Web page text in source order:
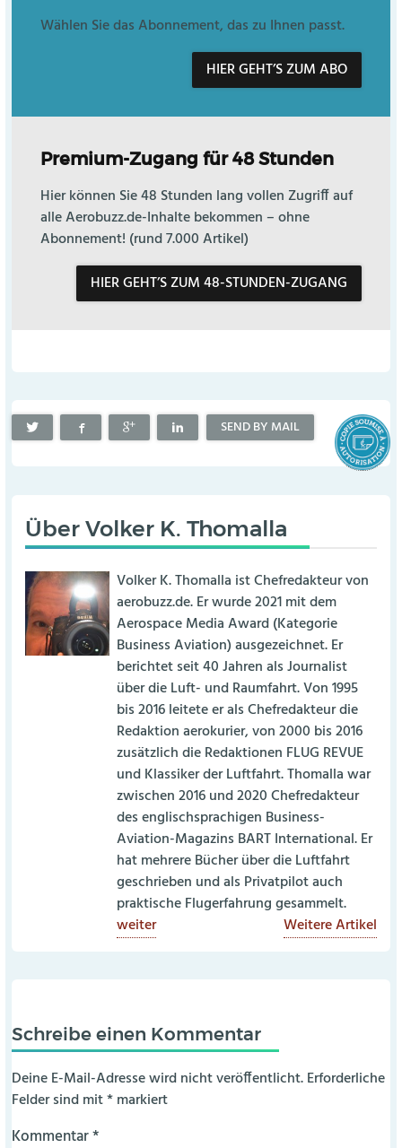
Wählen Sie das Abonnement, das zu Ihnen passt.
HIER GEHT’S ZUM ABO
Premium-Zugang für 48 Stunden
Hier können Sie 48 Stunden lang vollen Zugriff auf
alle Aerobuzz.de-Inhalte bekommen – ohne
Abonnement! (rund 7.000 Artikel)
HIER GEHT’S ZUM 48-STUNDEN-ZUGANG
SEND BY MAIL
ÜberVolker K. Thomalla
Volker K. Thomalla ist Chefredakteur von
aerobuzz.de. Er wurde 2021 mit dem
Aerospace Media Award (Kategorie
Business Aviation) ausgezeichnet. Er
berichtet seit 40 Jahren als Journalist
über die Luft- und Raumfahrt. Von 1995
bis 2016 leitete er als Chefredakteur die
Redaktion aerokurier, von 2000 bis 2016
zusätzlich die Redaktionen FLUG REVUE
und Klassiker der Luftfahrt. Thomalla war
zwischen 2016 und 2020 Chefredakteur
des englischsprachigen Business-
Aviation-Magazins BART International. Er
hat mehrere Bücher über die Luftfahrt
geschrieben und als Privatpilot auch
praktische Flugerfahrung gesammelt.
weiter
Weitere Artikel
Schreibe einen Kommentar
Deine E-Mail-Adresse wird nicht veröffentlicht. Erforderliche
Felder sind mit*markiert
Kommentar*